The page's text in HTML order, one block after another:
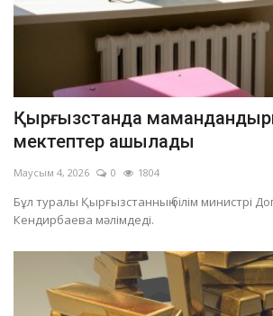
Қырғызстанда
мектептер ашылады
Маусым 4, 2026 0 1804
Бұл туралы Қырғызстанның білім министрі
Кендирбаева мәлімдеді.